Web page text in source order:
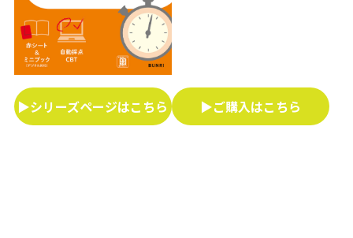
▶シリーズページはこちら ▶ご購入はこちら